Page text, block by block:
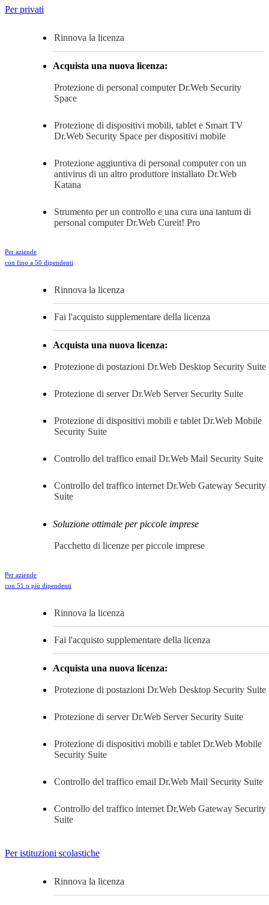
Per privati
Rinnova la licenza
Acquista una nuova licenza:
Protezione di personal computerDr.Web Security
Space
Protezione di dispositivi mobili, tablet e Smart TV
Dr.Web Security Space per dispositivi mobile
Protezione aggiuntiva di personal computer con un
antivirus di un altro produttore installato Dr.Web
Katana
Strumento per un controllo e una cura una tantum di
personal computerDr.Web Cureit! Pro
Per aziende
con fino a 50 dipendenti
Rinnova la licenza
Fai l'acquisto supplementare della licenza
Acquista una nuova licenza:
Protezione di postazioni Dr.Web Desktop Security Suite
Protezione di serverDr.Web Server Security Suite
Protezione di dispositivi mobili e tablet Dr.Web Mobile
Security Suite
Controllo del traffico email Dr.Web Mail Security Suite
Controllo del traffico internet Dr.Web Gateway Security
Suite
Soluzione ottimale per piccole imprese
Pacchetto di licenze per piccole imprese
Per aziende
con 51 o più dipendenti
Rinnova la licenza
Fai l'acquisto supplementare della licenza
Acquista una nuova licenza:
Protezione di postazioni Dr.Web Desktop Security Suite
Protezione di serverDr.Web Server Security Suite
Protezione di dispositivi mobili e tablet Dr.Web Mobile
Security Suite
Controllo del traffico email Dr.Web Mail Security Suite
Controllo del traffico internet Dr.Web Gateway Security
Suite
Per istituzioni scolastiche
Rinnova la licenza